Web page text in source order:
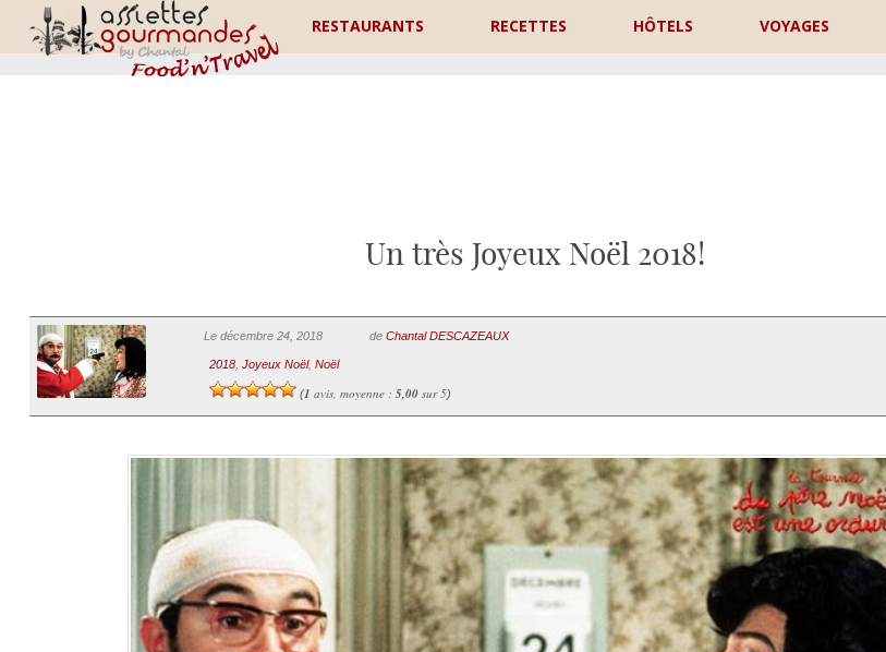
RESTAURANTS RECETTES HÔTELS VOYAGES
Un très Joyeux Noël 2018!
Le décembre 24, 2018 de Chantal DESCAZEAUX
2018, Joyeux Noël, Noël
(1 avis, moyenne : 5,00sur 5)